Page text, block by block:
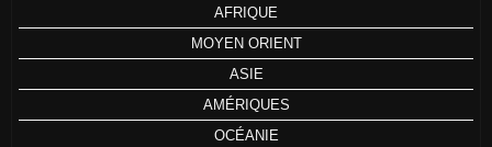
AFRIQUE
MOYEN ORIENT
ASIE
AMÉRIQUES
OCÉANIE